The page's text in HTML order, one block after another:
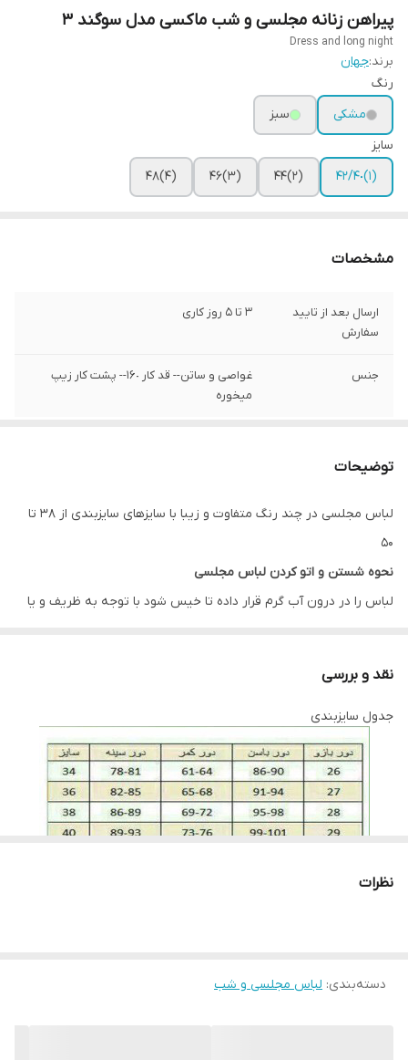
پیراهن زنانه مجلسی و شب ماکسی مدل سوگند ٣
Dress and long night
برند:جهان
رنگ
مشکی
سبز
سایز
(١)۴٠/۴٢
(٢)۴۴ (٣)۴۶ (۴)۴٨
مشخصات
ارسال بعد از تایید
سفارش
3 تا 5 روز کاری
جنس
غواصی و ساتن-- قد کار ١۶٠-- پشت کار زیپ
میخوره
توضیحات
لباس مجلسی در چند رنگ متفاوت و زیبا با سایزهای سایزبندی از 38 تا
50
نحوه شستن و اتو کردن لباس مجلسی
لباس را در درون آب گرم قرار داده تا خیس شود با توجه به ظریف و یا
خشک شود لباس ها را در سایه خشک کنید به دور از نور خوشید این
روش بسیار بهتری است. برای اتو کردن این نوع پارچه ها باید نکاتی را
نیز رعایت کنید، قبل از هرکاری از تمیز بودن کف اتو اطمینان حاصل کنید،
پارچه سفید نازکی روی لباس قرار داده و به آرامی با درجه کم اتو بزنید و
به مراتب درجه را بروی ارقام بیشتری تنظیم کنید. توجه کنید قسمت
لطفا در ثبت سفارش سایز خود دقت نمایید
نقد و بررسی
جدول سایزبندی
نظرات
دسته‌بندی: لباس مجلسی و شب